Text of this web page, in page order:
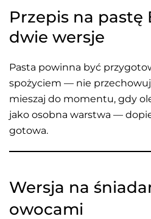
Przepis na
dwie wersje
Pasta powinna być
spożyciem — nie
mieszaj do momentu, gdy
jako osobna warstwa —
gotowa.
Wersja na
owocami